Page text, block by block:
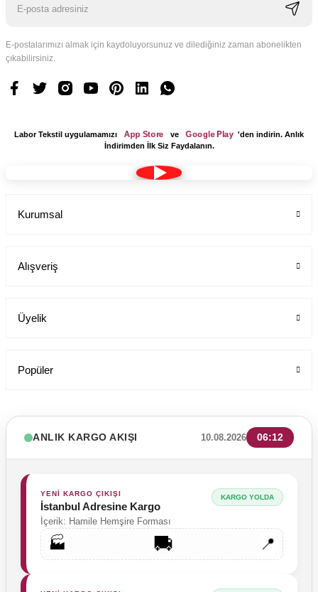
E-postalarımızı almak için kaydoluyorsunuz ve dilediğiniz zaman abonelikten
çıkabilirsiniz.
Labor Tekstil uygulamamızı App Store ve Google Play 'den indirin. Anlık
İndirimden İlk Siz Faydalanın.
Kurumsal
Alışveriş
Üyelik
Popüler
ANLIK KARGO AKIŞI 10.08.2026 06:12
YENİ KARGO ÇIKIŞI
İstanbul Adresine Kargo
İçerik: Hamile Hemşire Forması
KARGO YOLDA
🏭 🚚 📍